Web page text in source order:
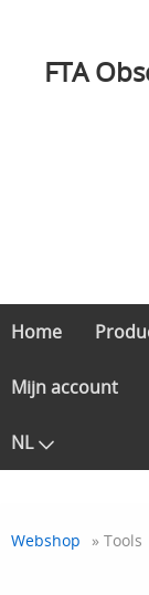
FTA
Home
Mijn account
NL
Webshop » Tools